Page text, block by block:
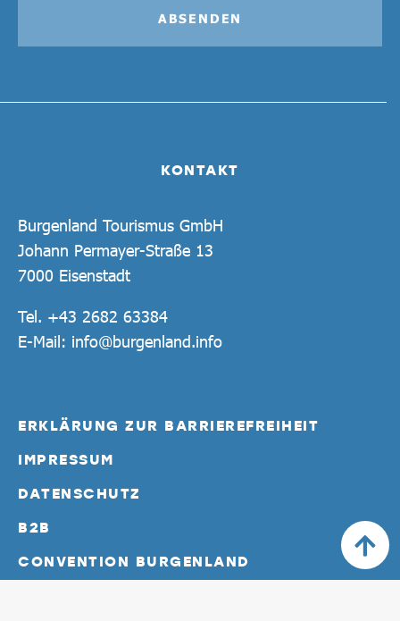
KONTAKT
Burgenland Tourismus GmbH
Johann Permayer-Straße 13
7000 Eisenstadt
Tel. +43 2682 63384
E-Mail: info@burgenland.info
ERKLÄRUNG ZUR BARRIEREFREIHEIT
IMPRESSUM
DATENSCHUTZ
B2B
CONVENTION BURGENLAND
ABSENDEN